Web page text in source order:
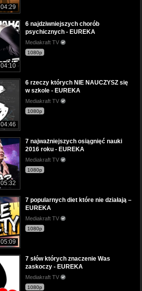
04:29
04:10
6 najdziwniejszych chorób
psychicznych - EUREKA
Mediakraft TV
1080p
04:46
6 rzeczy których NIE NAUCZYSZ się
w szkole - EUREKA
Mediakraft TV
1080p
05:32
7 najważniejszych osiągnięć nauki
2016 roku - EUREKA
Mediakraft TV
1080p
05:09
7 popularnych diet które nie działają –
EUREKA
Mediakraft TV
1080p
7 słów których znaczenie Was
zaskoczy - EUREKA
Mediakraft TV
1080p